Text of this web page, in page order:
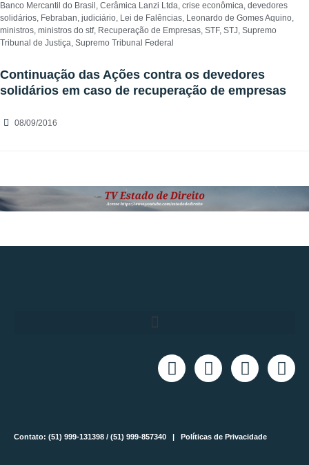
Banco Mercantil do Brasil , Cerâmica Lanzi Ltda, crise econômica, devedores
solidários, Febraban, judiciário, Lei de Falências, Leonardo de Gomes Aquino,
ministros, ministros do stf, Recuperação de Empresas, STF, STJ, Supremo
Tribunal de Justiça, Supremo Tribunal Federal
Continuação das Ações contra os devedores
solidários em caso de recuperação de empresas
08/09/2016
Contato: (51) 999-131398 / (51) 999-857340 | Políticas de Privacidade